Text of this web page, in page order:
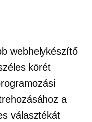
webhelykészítő
körét
a
választékát